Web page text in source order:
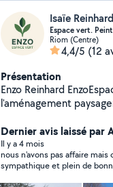
Isaïe Reinhard
Espace vert.
Riom (Centre)
4,4/5 (12
Présentation
Enzo Reinhard EnzoEspaceVert Passionné par
l'aménagement
verts.
cœur de mon travail au
Dernier avis laissé par
Il y a 4 mois
nous n'avons pas affaire
sympathique et plein de